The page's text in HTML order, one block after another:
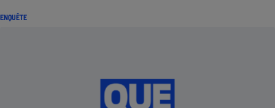
ENQUÊTE